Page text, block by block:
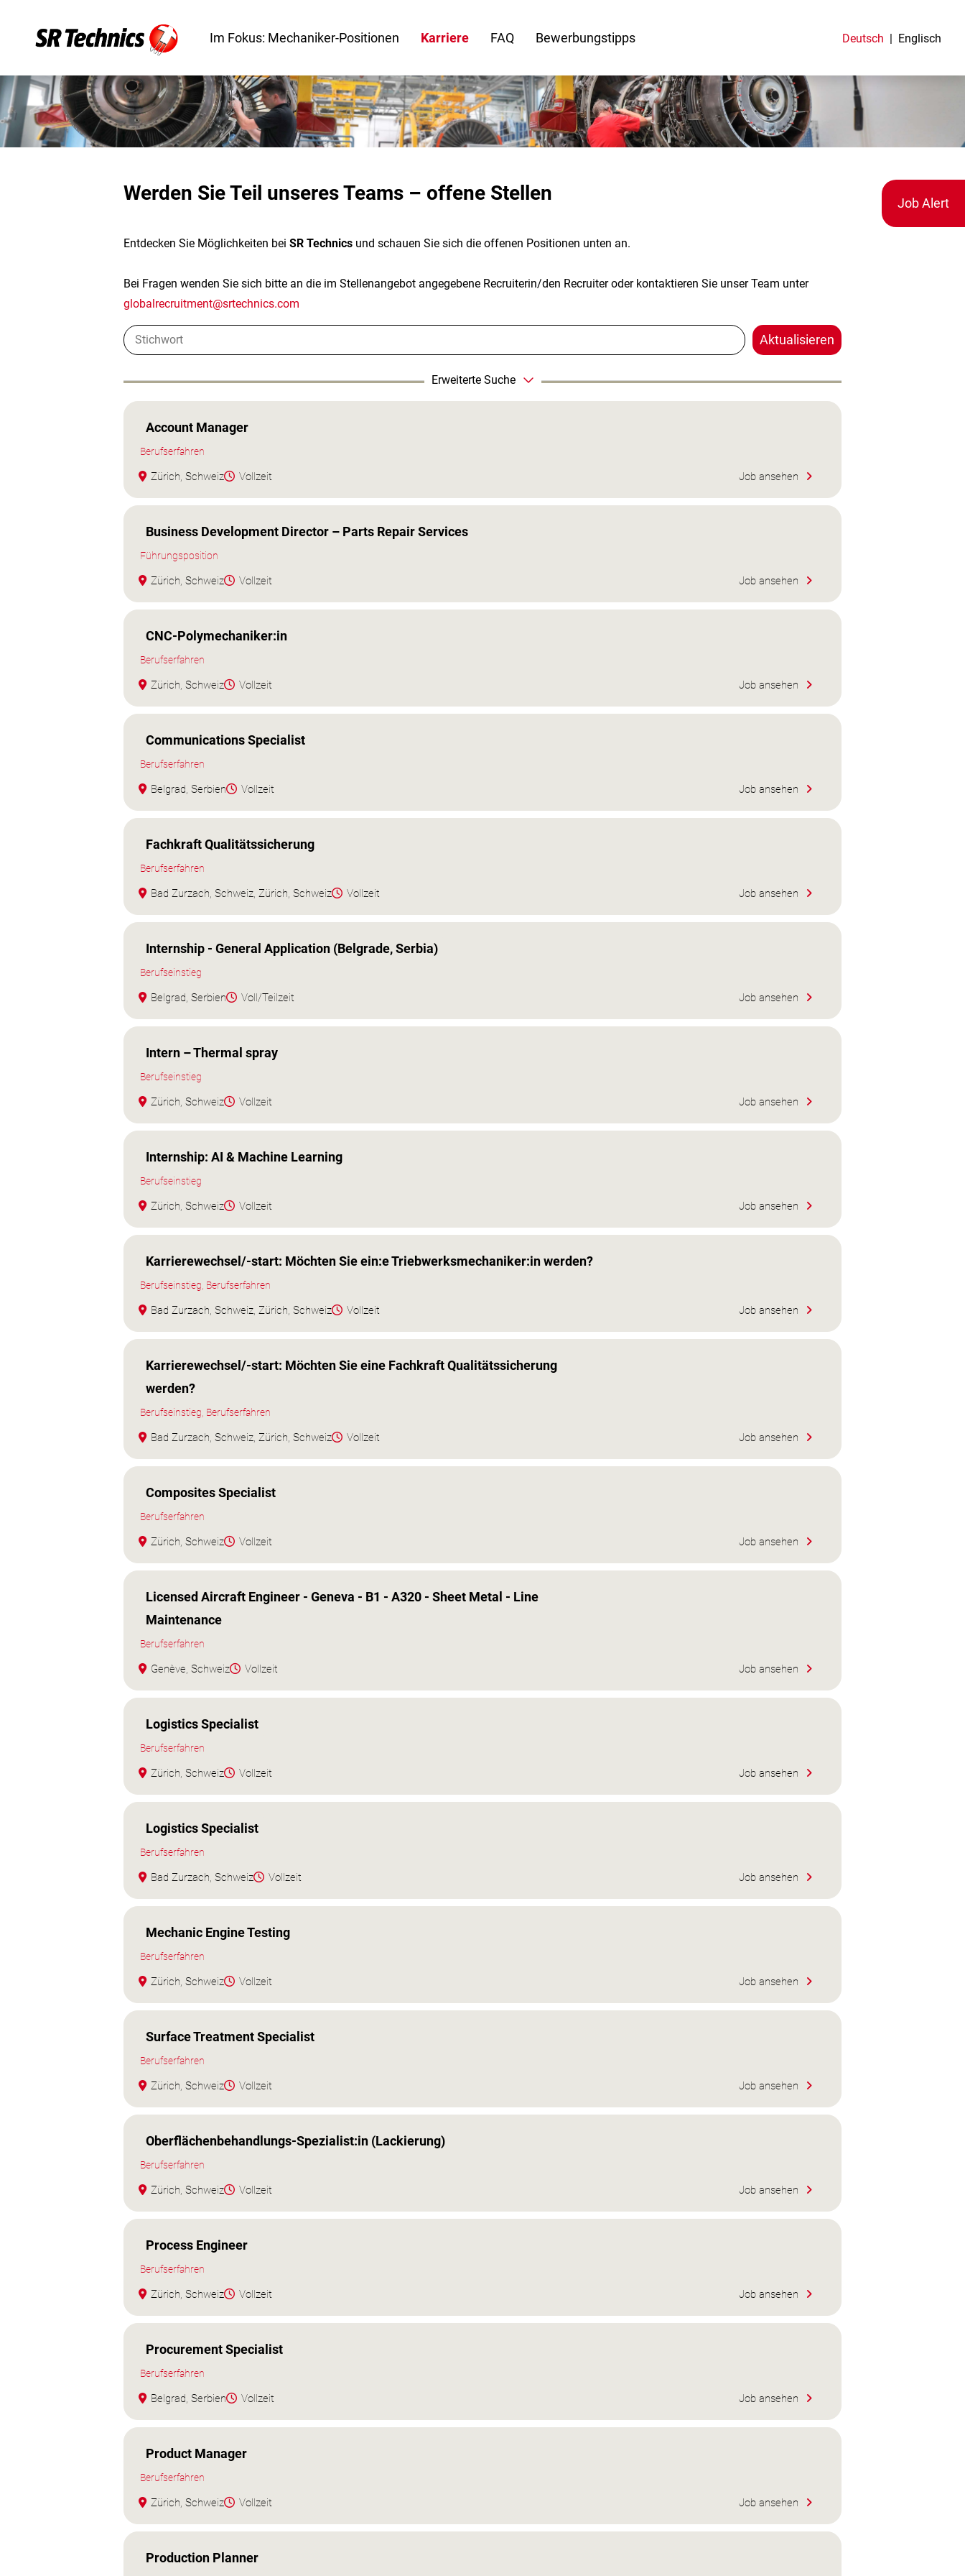
Deutsch Englisch
Im Fokus: Mechaniker-Positionen Karriere FAQ Bewerbungstipps
Werden Sie Teil unseres Teams – offene Stellen
Entdecken Sie Möglichkeiten bei SR Technics und schauen Sie sich die offenen Positionen unten an.
Bei Fragen wenden Sie sich bitte an die im Stellenangebot angegebene Recruiterin/den Recruiter oder kontaktieren Sie unser Team unter
globalrecruitment@srtechnics.com
Aktualisieren
Erweiterte Suche
Account Manager
Berufserfahren
Zürich, Schweiz Vollzeit Job ansehen
Business Development Director – Parts Repair Services
Führungsposition
Zürich, Schweiz Vollzeit Job ansehen
CNC‑Polymechaniker:in
Berufserfahren
Zürich, Schweiz Vollzeit Job ansehen
Communications Specialist
Berufserfahren
Belgrad, Serbien Vollzeit Job ansehen
Fachkraft Qualitätssicherung
Berufserfahren
Bad Zurzach, Schweiz, Zürich, Schweiz Vollzeit Job ansehen
Internship - General Application (Belgrade, Serbia)
Berufseinstieg
Belgrad, Serbien Voll/Teilzeit Job ansehen
Intern – Thermal spray
Berufseinstieg
Zürich, Schweiz Vollzeit Job ansehen
Internship: AI & Machine Learning
Berufseinstieg
Zürich, Schweiz Vollzeit Job ansehen
Karrierewechsel/-start: Möchten Sie ein:e Triebwerksmechaniker:in werden?
Berufseinstieg, Berufserfahren
Bad Zurzach, Schweiz, Zürich, Schweiz Vollzeit Job ansehen
Karrierewechsel/-start: Möchten Sie eine Fachkraft Qualitätssicherung
werden?
Berufseinstieg, Berufserfahren
Bad Zurzach, Schweiz, Zürich, Schweiz Vollzeit Job ansehen
Composites Specialist
Berufserfahren
Zürich, Schweiz Vollzeit Job ansehen
Licensed Aircraft Engineer - Geneva - B1 - A320 - Sheet Metal - Line
Maintenance
Berufserfahren
Genève, Schweiz Vollzeit Job ansehen
Logistics Specialist
Berufserfahren
Zürich, Schweiz Vollzeit Job ansehen
Logistics Specialist
Berufserfahren
Bad Zurzach, Schweiz Vollzeit Job ansehen
Mechanic Engine Testing
Berufserfahren
Zürich, Schweiz Vollzeit Job ansehen
Surface Treatment Specialist
Berufserfahren
Zürich, Schweiz Vollzeit Job ansehen
Oberflächenbehandlungs-Spezialist:in (Lackierung)
Berufserfahren
Zürich, Schweiz Vollzeit Job ansehen
Process Engineer
Berufserfahren
Zürich, Schweiz Vollzeit Job ansehen
Procurement Specialist
Berufserfahren
Belgrad, Serbien Vollzeit Job ansehen
Product Manager
Berufserfahren
Zürich, Schweiz Vollzeit Job ansehen
Production Planner
Job Alert